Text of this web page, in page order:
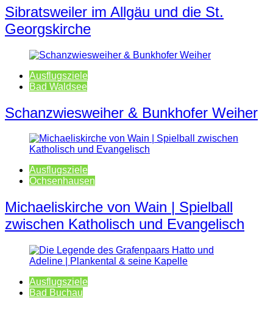
Sibratsweiler im Allgäu und die St.
Georgskirche
Ausflugsziele
Bad Waldsee
Schanzwiesweiher & Bunkhofer Weiher
Ausflugsziele
Ochsenhausen
Michaeliskirche von Wain | Spielball
zwischen Katholisch und Evangelisch
Ausflugsziele
Bad Buchau